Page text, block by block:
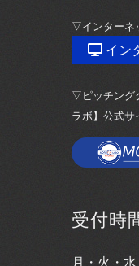
▽インターネ
イン
▽ピッチング
ラボ】公式サ
受付時
月・火・